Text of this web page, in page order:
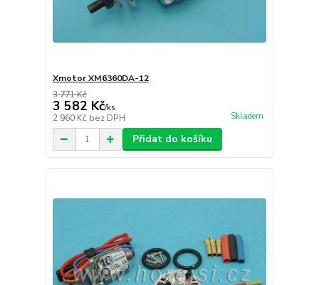
Xmotor XM6360DA-12
3 771 Kč
3 582 Kč/ks
2 960 Kč bez DPH Skladem
Přidat do košíku